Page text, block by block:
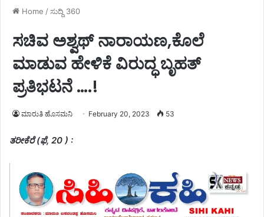
Home /ಸುದ್ದಿ 360
ಸಚಿವ ಅಶ್ವಥ್ ನಾರಾಯಣ,ಕೊಲೆ
ಮಾಡುವ ಹೇಳಿಕೆ ವಿರುದ್ಧ ಬೃಹತ್
ಪ್ರತಿಭಟನೆ ….!
ಮಾರುತಿ ಹೊಸಮನಿ February 20, 2023 53
ತರೀಕೆರೆ (ಫೆ, 20 ) :